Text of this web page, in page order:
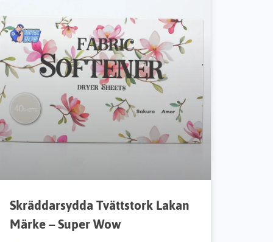
Skräddarsydda Tvättstork Lakan
Märke – Super Wow